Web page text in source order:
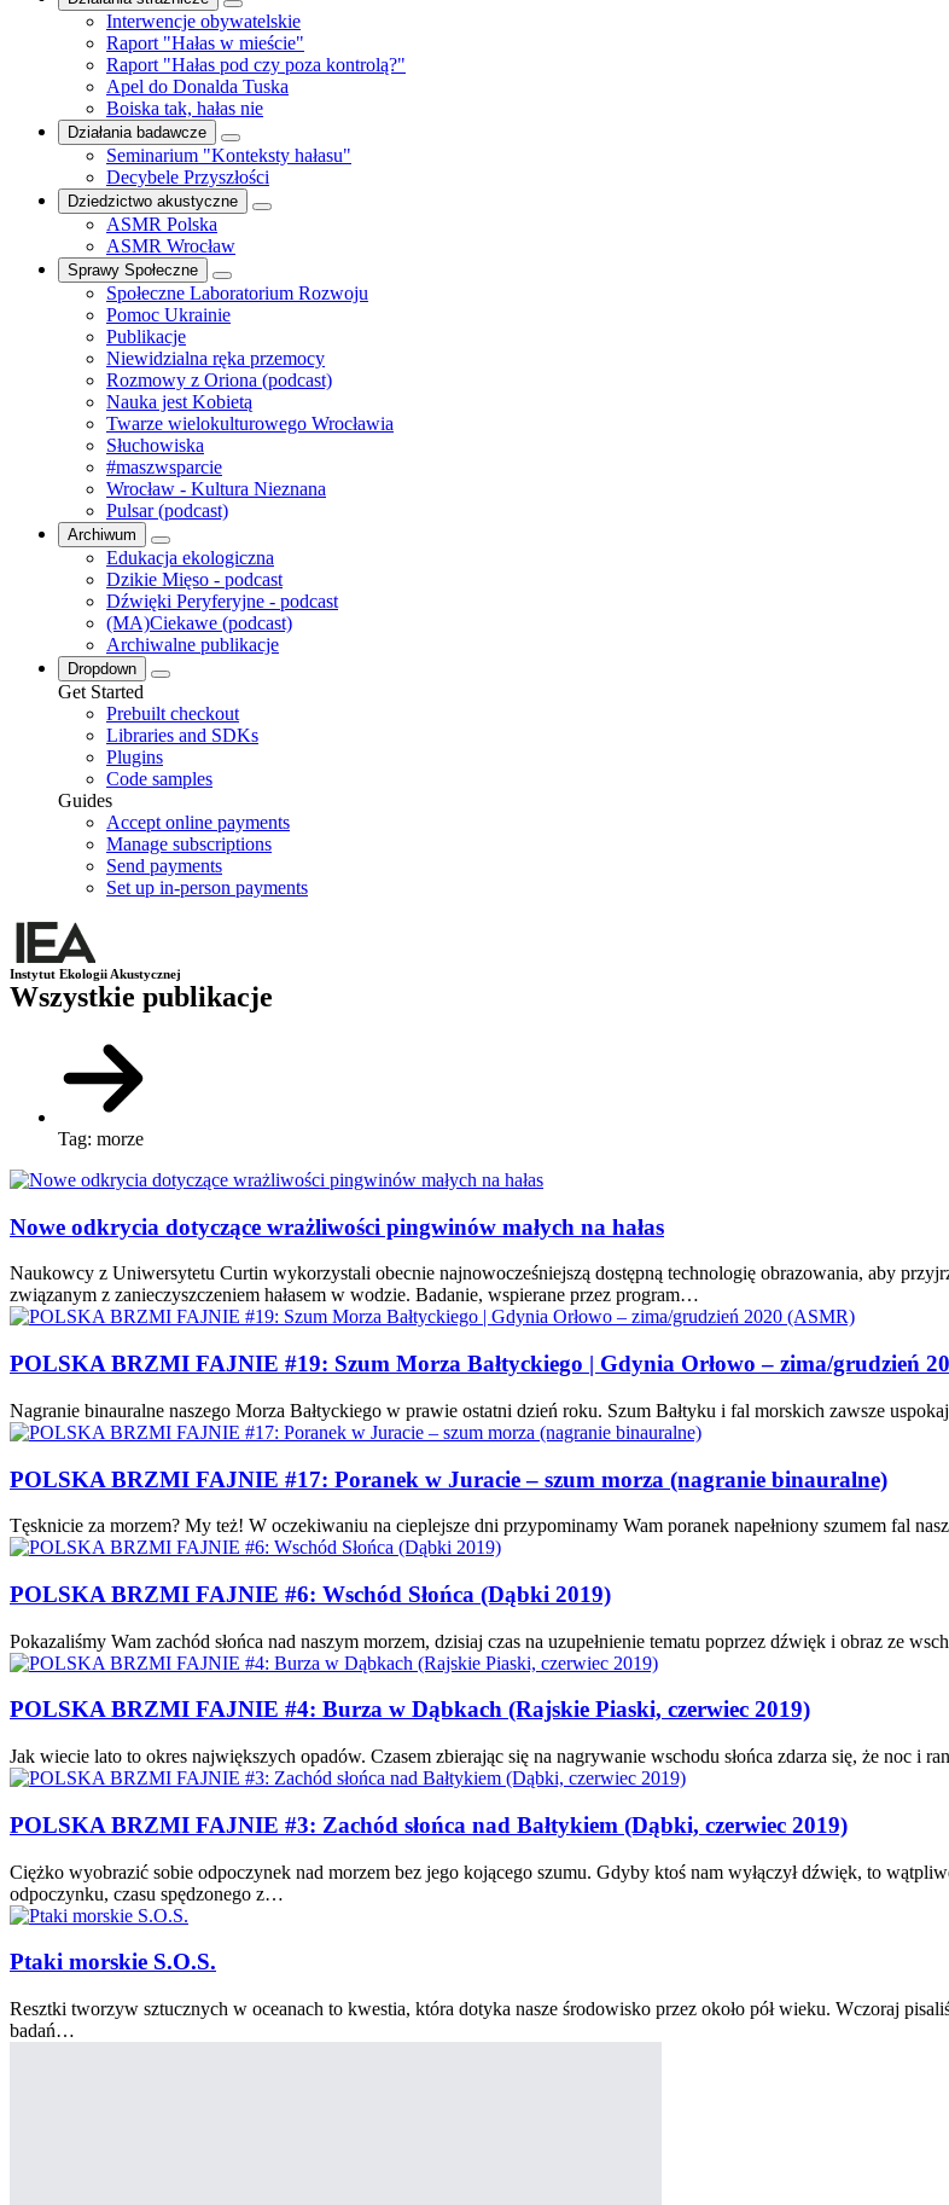
Interwencje obywatelskie
Raport "Hałas w mieście"
Raport "Hałas pod czy poza kontrolą?"
Apel do Donalda Tuska
Boiska tak, hałas nie
Działania badawcze
Seminarium "Konteksty hałasu"
Decybele Przyszłości
Dziedzictwo akustyczne
ASMR Polska
ASMR Wrocław
Sprawy Społeczne
Społeczne Laboratorium Rozwoju
Pomoc Ukrainie
Publikacje
Niewidzialna ręka przemocy
Rozmowy z Oriona (podcast)
Nauka jest Kobietą
Twarze wielokulturowego Wrocławia
Słuchowiska
#maszwsparcie
Wrocław - Kultura Nieznana
Pulsar (podcast)
Archiwum
Edukacja ekologiczna
Dzikie Mięso - podcast
Dźwięki Peryferyjne - podcast
(MA)Ciekawe (podcast)
Archiwalne publikacje
Dropdown
Get Started
Prebuilt checkout
Libraries and SDKs
Plugins
Code samples
Guides
Accept online payments
Manage subscriptions
Send payments
Set up in-person payments
Instytut Ekologii Akustycznej
Wszystkie publikacje
Tag: morze
Nowe odkrycia dotyczące wrażliwości pingwinów małych na hałas
Naukowcy z Uniwersytetu Curtin wykorzystali obecnie najnowocześniejszą dostępną technologię obrazowania, aby
związanym z zanieczyszczeniem hałasem w wodzie. Badanie, wspierane przez program…
POLSKA BRZMI FAJNIE #19: Szum Morza Bałtyckiego | Gdynia Orłowo – zima/grudzień
Nagranie binauralne naszego Morza Bałtyckiego w prawie ostatni dzień roku. Szum Bałtyku i fal morskich zawsze
POLSKA BRZMI FAJNIE #17: Poranek w Juracie – szum morza (nagranie binauralne)
Tęsknicie za morzem? My też! W oczekiwaniu na cieplejsze dni przypominamy Wam poranek napełniony szumem fal
POLSKA BRZMI FAJNIE #6: Wschód Słońca (Dąbki 2019)
Pokazaliśmy Wam zachód słońca nad naszym morzem, dzisiaj czas na uzupełnienie tematu poprzez dźwięk i obraz ze
POLSKA BRZMI FAJNIE #4: Burza w Dąbkach (Rajskie Piaski, czerwiec 2019)
Jak wiecie lato to okres największych opadów. Czasem zbierając się na nagrywanie wschodu słońca zdarza się, że noc
POLSKA BRZMI FAJNIE #3: Zachód słońca nad Bałtykiem (Dąbki, czerwiec 2019)
Ciężko wyobrazić sobie odpoczynek nad morzem bez jego kojącego szumu. Gdyby ktoś nam wyłączył dźwięk, to
odpoczynku, czasu spędzonego z…
Ptaki morskie S.O.S.
Resztki tworzyw sztucznych w oceanach to kwestia, która dotyka nasze środowisko przez około pół wieku. Wczoraj
badań…